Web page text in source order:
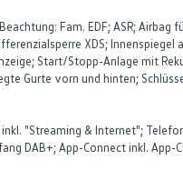
Fam. EDF; ASR;
XDS;
Start/Stopp-Anlage mit
Gurte vorn und hinten;
"Streaming & Internet";
DAB+; App-Connect inkl.